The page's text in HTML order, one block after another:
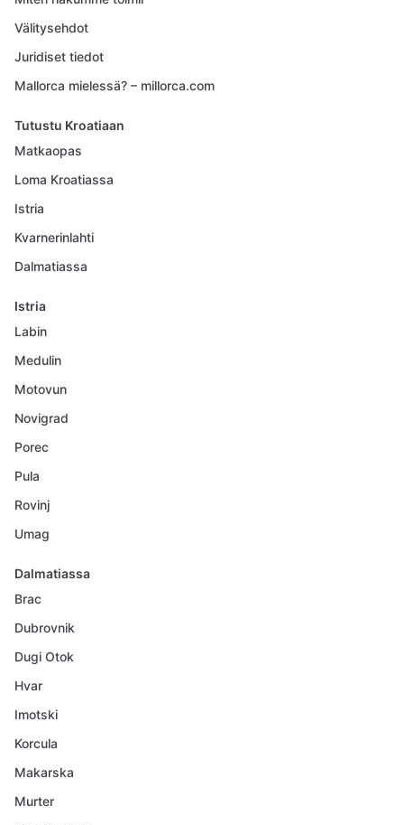
Välitysehdot
Juridiset tiedot
Mallorca mielessä? – millorca.com
Tutustu Kroatiaan
Matkaopas
Loma Kroatiassa
Istria
Kvarnerinlahti
Dalmatiassa
Istria
Labin
Medulin
Motovun
Novigrad
Porec
Pula
Rovinj
Umag
Dalmatiassa
Brac
Dubrovnik
Dugi Otok
Hvar
Imotski
Korcula
Makarska
Murter